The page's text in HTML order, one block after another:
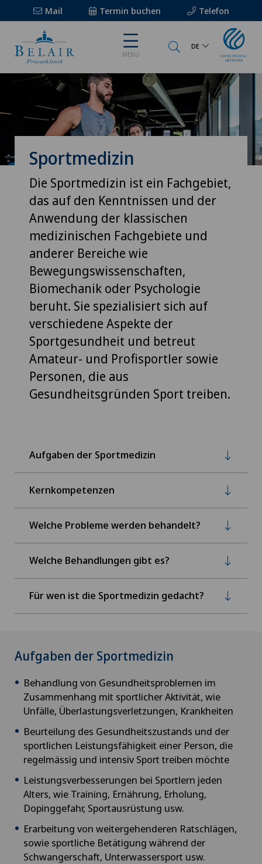
Mail Termin buchen Telefon
MENU
DE
Sportmedizin
Die Sportmedizin ist ein Fachgebiet,
das auf den Kenntnissen und der
Anwendung der klassischen
medizinischen Fachgebiete und
anderer Bereiche wie
Bewegungswissenschaften,
Biomechanik oder Psychologie
beruht. Sie spezialisiert sich auf
verschiedene Aspekte der
Sportgesundheit und betreut
Amateur- und Profisportler sowie
Personen, die aus
Gesundheitsgründen Sport treiben.
Aufgaben der Sportmedizin
Kernkompetenzen
Welche Probleme werden behandelt?
Welche Behandlungen gibt es?
Für wen ist die Sportmedizin gedacht?
Aufgaben der Sportmedizin
Behandlung von Gesundheitsproblemen im
Zusammenhang mit sportlicher Aktivität, wie
Unfälle, Überlastungsverletzungen, Krankheiten
Beurteilung des Gesundheitszustands und der
sportlichen Leistungsfähigkeit einer Person, die
regelmässig und intensiv Sport treiben möchte
Leistungsverbesserungen bei Sportlern jeden
Alters, wie Training, Ernährung, Erholung,
Dopinggefahr, Sportausrüstung usw.
Erarbeitung von weitergehenderen Ratschlägen,
sowie sportliche Betätigung während der
Schwangerschaft, Unterwassersport usw.